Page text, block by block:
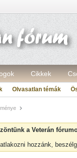
Cikkek
Olvasatlan témák
a Veterán
hozzánk,